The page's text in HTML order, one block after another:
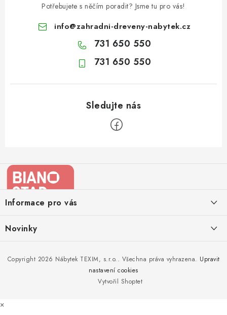
Potřebujete s něčím poradit? Jsme tu pro vás!
info@zahradni-dreveny-nabytek.cz
731 650 550
731 650 550
aInformace pro vás
Doprava nábytku k Vám
Novinky
to!
Nakupujte zahradní nábytek i v ziměVytvořil Shoptet
Copyright 2026 Nábytek TEXIM, s.r.o.. Všechna práva vyhrazena. Upravit
nastavení cookies
×